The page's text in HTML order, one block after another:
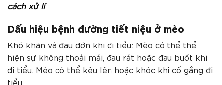
cách xử lí
Dấu hiệu bệnh đường tiết niệu ở mèo
Khó khăn và đau đớn khi đi tiểu: Mèo có thể thể
hiện sự không thoải mái, đau rát hoặc đau buốt khi
đi tiểu. Mèo có thể kêu lên hoặc khóc khi cố gắng đi
tiểu.